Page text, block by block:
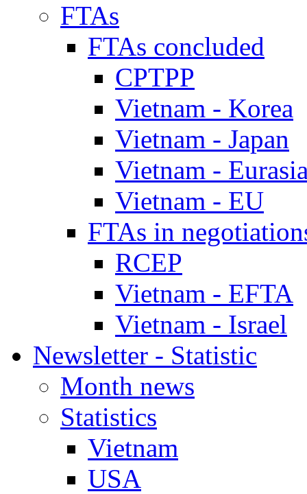
FTAs
FTAs concluded
CPTPP
Vietnam - Korea
Vietnam - Japan
Vietnam -
Vietnam - EU
FTAs in
RCEP
Vietnam - EFTA
Vietnam - Israel
Newsletter - Statistic
Month news
Statistics
Vietnam
USA